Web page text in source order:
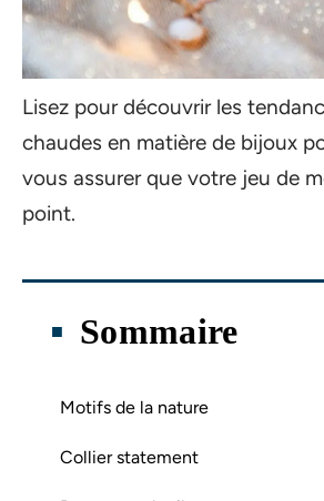
Lisez pour découvrir les
chaudes en matière de bijoux
vous assurer que votre jeu de
point.
Sommaire
Motifs de la nature
Collier statement